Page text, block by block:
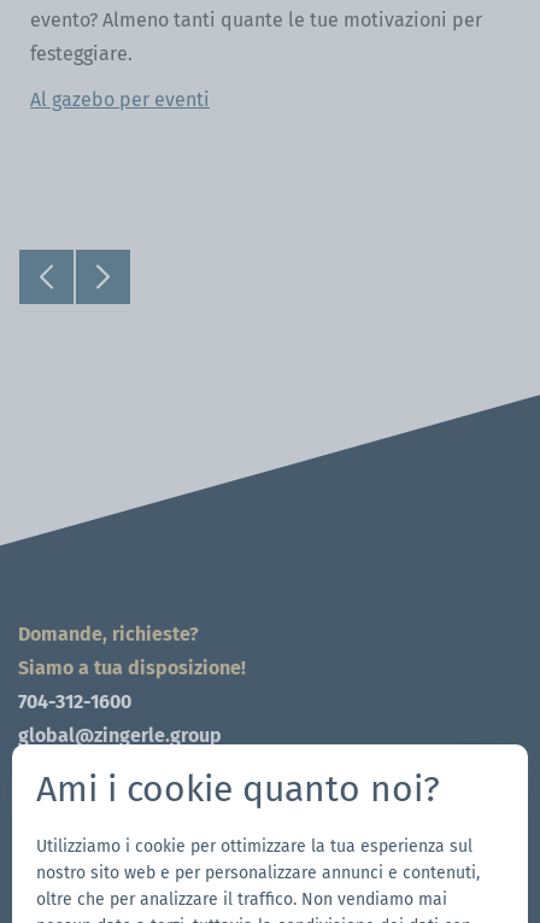
evento? Almeno tanti quante le tue motivazioni per
festeggiare.
Al gazebo per eventi
Domande, richieste?
Siamo a tua disposizione!
704-312-1600
global@zingerle.group
Vai
alla
Vai
alla
pagina
Seguici
su
YouTube
Vai
alla
pagina
Ami i cookie quanto noi?
Utilizziamo i cookie per ottimizzare la tua esperienza sul
nostro sito web e per personalizzare annunci e contenuti,
oltre che per analizzare il traffico. Non vendiamo mai